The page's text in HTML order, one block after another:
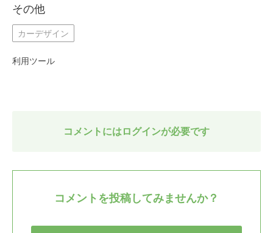
その他
カーデザイン
利用ツール
コメントにはログインが必要です
コメントを投稿してみませんか？